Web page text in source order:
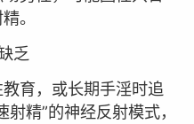
。
乏
育，或长期手淫时追
精”的神经反射模式，